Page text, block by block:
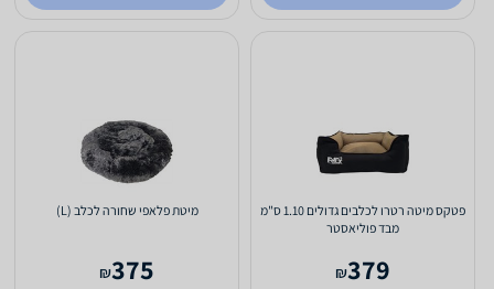
פטקס מיטה רטרו לכלבים גדולים 1.10 ס"מ
מבד פוליאסטר
379
₪
מיטת פלאפי שחורה לכלב (L)
375
₪